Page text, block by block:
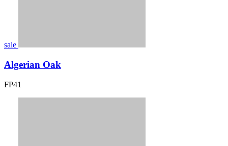
sale
Algerian Oak
FP41